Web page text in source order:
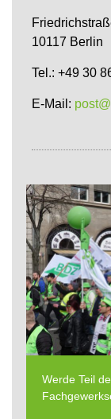
10117 Berlin
Tel.: +49 30
E-Mail:
Werde Teil